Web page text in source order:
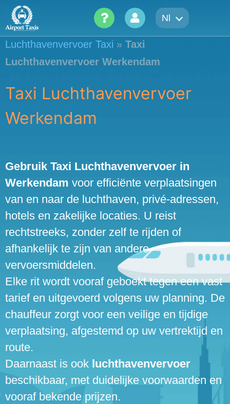
Skip
content
Nl
Luchthavenvervoer Taxi » Taxi
Luchthavenvervoer Werkendam
Taxi Luchthavenvervoer
Werkendam
Gebruik Taxi Luchthavenvervoer in
Werkendam voor efficiënte verplaatsingen
van en naar de luchthaven, privé-adressen,
hotels en zakelijke locaties. U reist
rechtstreeks, zonder zelf te rijden of
afhankelijk te zijn van andere
vervoersmiddelen.
Elke rit wordt vooraf geboekt tegen een vast
tarief en uitgevoerd volgens uw planning. De
chauffeur zorgt voor een veilige en tijdige
verplaatsing, afgestemd op uw vertrektijd en
route.
Daarnaast is ook luchthavenvervoer
beschikbaar, met duidelijke voorwaarden en
vooraf bekende prijzen.